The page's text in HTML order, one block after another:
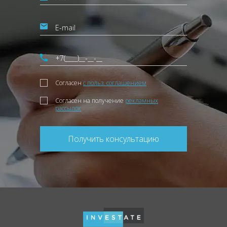
Согласен с польз. соглашением
Согласен на получение рекламных
рассылок
Получить консультацию